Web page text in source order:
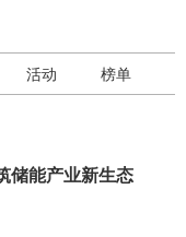
活动 榜单
储能产业新生态